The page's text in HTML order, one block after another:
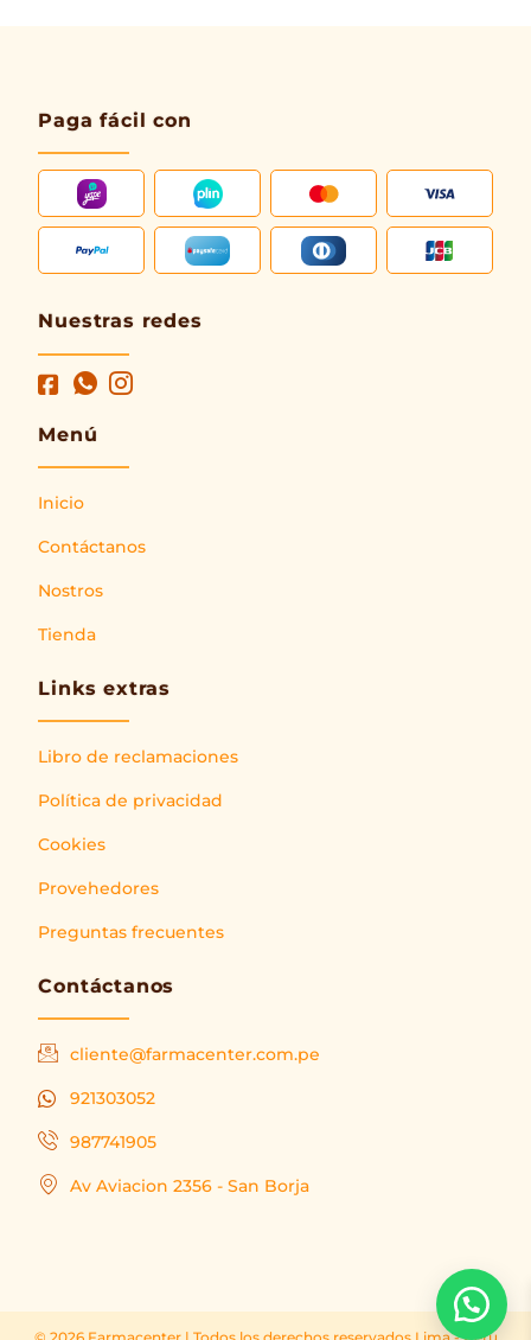
Paga fácil con
Nuestras redes
Menú
Inicio
Contáctanos
Nostros
Tienda
Links extras
Libro de reclamaciones
Política de privacidad
Cookies
Provehedores
Preguntas frecuentes
Contáctanos
cliente@farmacenter.com.pe
921303052
987741905
Av Aviacion 2356 - San Borja